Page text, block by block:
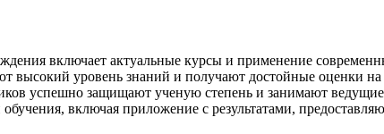
включает актуальные курсы и применение
высокий уровень знаний и получают достойные оценки
успешно защищают ученую степень и занимают ведущие
включая приложение с результатами,